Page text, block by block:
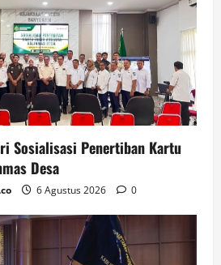
Sosialisasi Penertiban Kartu
Desa
6 Agustus 2026 0